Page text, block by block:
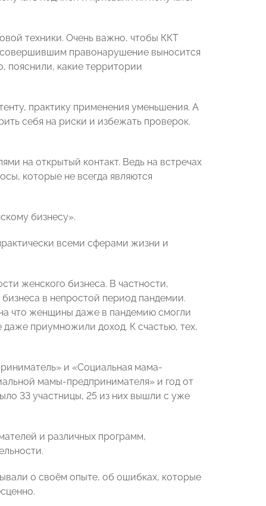
техники. Очень важно, чтобы ККТ
правонарушение выносится
пояснили, какие территории
практику применения уменьшения. А
себя на риски и избежать проверок.
на открытый контакт. Ведь на встречах
которые не всегда являются
бизнесу».
всеми сферами жизни и
женского бизнеса. В частности,
в непростой период пандемии.
что женщины даже в пандемию смогли
даже приумножили доход. К счастью, тех,
и «Социальная мама-
мамы-предпринимателя» и год от
33 участницы, 25 из них вышли с уже
и различных программ,
о своём опыте, об ошибках, которые